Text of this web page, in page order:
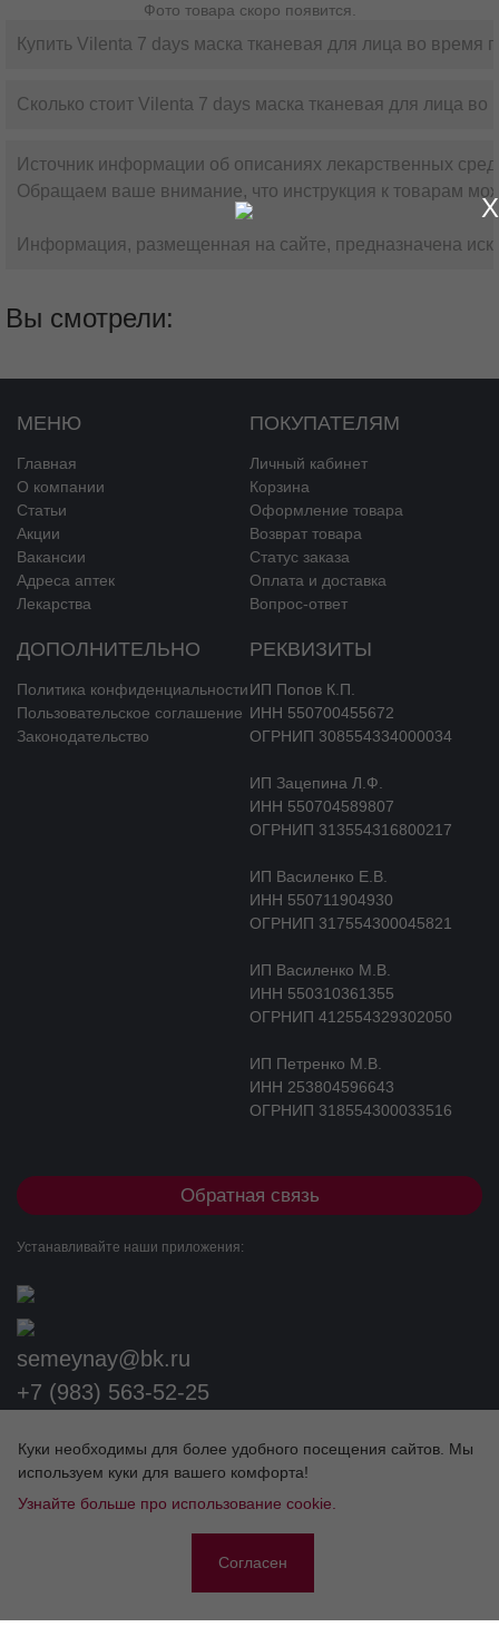
Фото товара скоро появится.
Купить Vilenta 7 days маска тканевая для лица во
Сколько стоит Vilenta 7 days маска тканевая для лица
Источник информации об описаниях лекарственных
Обращаем ваше внимание, что инструкция к товарам
Информация, размещенная на сайте, предназначена
X
Вы смотрели:
МЕНЮ
Главная
О компании
Статьи
Акции
Вакансии
Адреса аптек
Лекарства
ПОКУПАТЕЛЯМ
Личный кабинет
Корзина
Оформление товара
Возврат товара
Статус заказа
Оплата и доставка
Вопрос-ответ
ДОПОЛНИТЕЛЬНО
Политика конфиденциальности
Пользовательское соглашение
Законодательство
РЕКВИЗИТЫ
ИП Попов К.П.
ИНН 550700455672
ОГРНИП 308554334000034
ИП Зацепина Л.Ф.
ИНН 550704589807
ОГРНИП 313554316800217
ИП Василенко Е.В.
ИНН 550711904930
ОГРНИП 317554300045821
ИП Василенко М.В.
ИНН 550310361355
ОГРНИП 412554329302050
ИП Петренко М.В.
ИНН 253804596643
ОГРНИП 318554300033516
Обратная связь
Устанавливайте наши приложения:
semeynay@bk.ru
+7 (983) 563-52-25
ЛИЦЕНЗИИ
Куки необходимы для более удобного посещения сайтов. Мы
используем куки для вашего комфорта!
Узнайте больше про использование cookie.
Согласен